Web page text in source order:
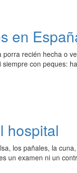
en
recién hecha o
con peques:
hospital
los pañales, la
un examen ni un